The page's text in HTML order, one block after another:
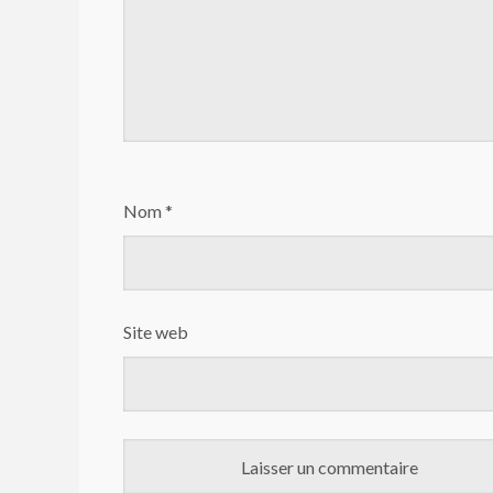
Nom*
Site web